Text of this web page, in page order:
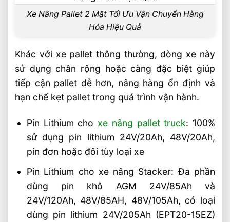
Câu hỏi thường gặp về xe nâng pallet 2
mặt?
mọi loại pallet không?
Nên chọn xe nâng tay hay xe nâng tay
điện cho pallet 2 mặt?
Xe nâng pallet 2 mặt có phù hợp kho
Video Xe nâng pallet 2 mặt tại
Vietstandard
Bài Viết Liên Quan
Chọn Xe Nâng Điện Phù Hợp Theo Từng
Loại Pallet Tối Ưu Nhất
Xe Nâng Pallet 2 Mặt Tối Ưu Vận Chuyển Hàng
Hóa Hiệu Quả
Khác với xe pallet thông thường, dòng xe này
sử dụng chân rộng hoặc càng đặc biệt giúp
tiếp cận pallet dễ hơn, nâng hàng ổn định và
hạn chế kẹt pallet trong quá trình vận hành.
Pin Lithium cho xe nâng pallet truck: 100%
sử dụng pin lithium 24V/20Ah, 48V/20Ah,
pin đơn hoặc đôi tùy loại xe
Pin Lithium cho xe nâng Stacker: Đa phần
dùng pin khô AGM 24V/85Ah và
24V/120Ah, 48V/85AH, 48V/105Ah, có loại
dùng pin lithium 24V/205Ah (EPT20-15EZ)